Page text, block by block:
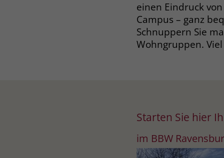
einen Eindruck
Campus – ganz
Schnuppern Sie
Wohngruppen.
Starten Sie hier
im BBW